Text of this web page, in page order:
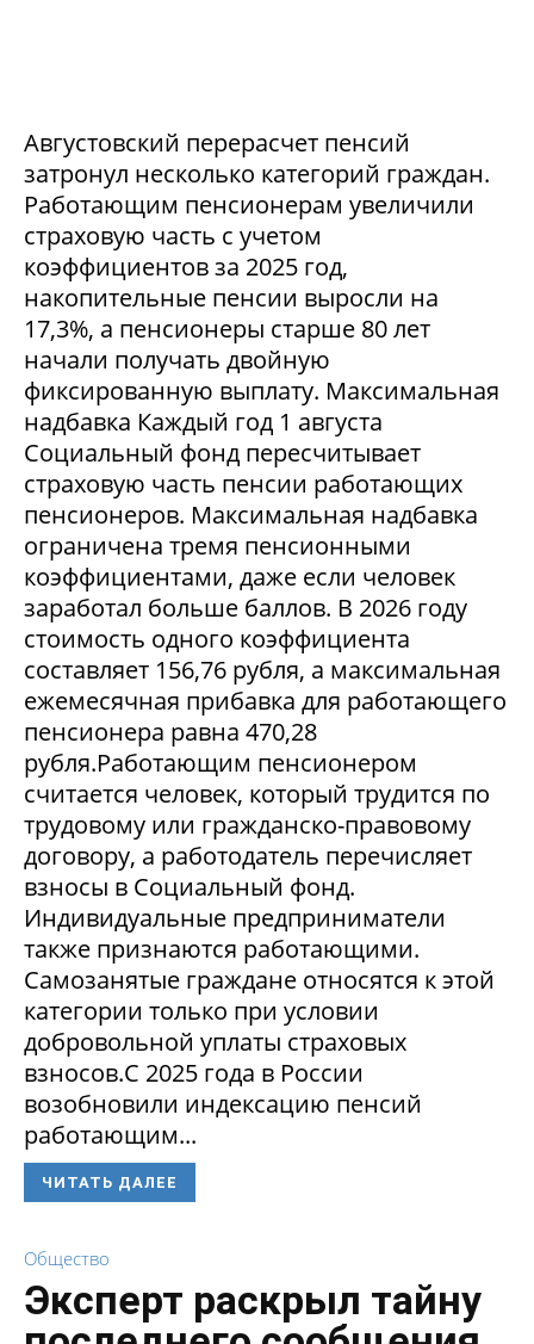
Августовский перерасчет пенсий
затронул несколько категорий граждан.
Работающим пенсионерам увеличили
страховую часть с учетом
коэффициентов за 2025 год,
накопительные пенсии выросли на
17,3%, а пенсионеры старше 80 лет
начали получать двойную
фиксированную выплату. Максимальная
надбавка Каждый год 1 августа
Социальный фонд пересчитывает
страховую часть пенсии работающих
пенсионеров. Максимальная надбавка
ограничена тремя пенсионными
коэффициентами, даже если человек
заработал больше баллов. В 2026 году
стоимость одного коэффициента
составляет 156,76 рубля, а максимальная
ежемесячная прибавка для работающего
пенсионера равна 470,28
рубля.Работающим пенсионером
считается человек, который трудится по
трудовому или гражданско-правовому
договору, а работодатель перечисляет
взносы в Социальный фонд.
Индивидуальные предприниматели
также признаются работающими.
Самозанятые граждане относятся к этой
категории только при условии
добровольной уплаты страховых
взносов.С 2025 года в России
возобновили индексацию пенсий
работающим...
ЧИТАТЬ ДАЛЕЕ
Общество
Эксперт раскрыл тайну